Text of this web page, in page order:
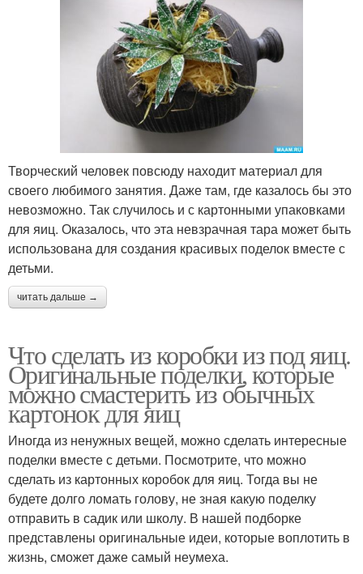
Творческий человек повсюду находит материал для
своего любимого занятия. Даже там, где казалось бы это
невозможно. Так случилось и с картонными упаковками
для яиц. Оказалось, что эта невзрачная тара может быть
использована для создания красивых поделок вместе с
детьми.
читать дальше →
Что сделать из коробки из под яиц.
Оригинальные поделки, которые
можно смастерить из обычных
картонок для яиц
Иногда из ненужных вещей, можно сделать интересные
поделки вместе с детьми. Посмотрите, что можно
сделать из картонных коробок для яиц. Тогда вы не
будете долго ломать голову, не зная какую поделку
отправить в садик или школу. В нашей подборке
представлены оригинальные идеи, которые воплотить в
жизнь, сможет даже самый неумеха.